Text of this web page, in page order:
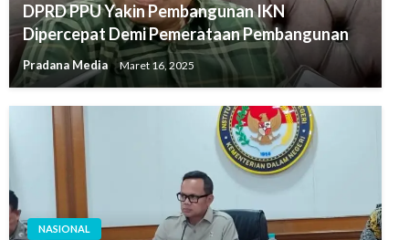
DPRD PPU Yakin Pembangunan IKN
Dipercepat Demi Pemerataan Pembangunan
Pradana Media Maret 16, 2025
NASIONAL